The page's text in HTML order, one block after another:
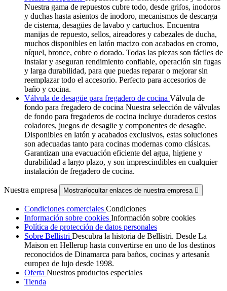
Nuestra gama de repuestos cubre todo, desde grifos, inodoros
y duchas hasta asientos de inodoro, mecanismos de descarga
de cisterna, desagües de lavabo y cartuchos. Encuentra
manijas de repuesto, sellos, aireadores y cabezales de ducha,
muchos disponibles en latón macizo con acabados en cromo,
níquel, bronce, cobre o dorado. Todas las piezas son fáciles de
instalar y aseguran rendimiento confiable, operación sin fugas
y larga durabilidad, para que puedas reparar o mejorar sin
reemplazar todo el accesorio. Perfecto para accesorios de
baño y cocina.
Válvula de desagüe para fregadero de cocina Válvula de
fondo para fregadero de cocina Nuestra selección de válvulas
de fondo para fregaderos de cocina incluye duraderos cestos
coladores, juegos de desagüe y componentes de desagüe.
Disponibles en latón y acabados exclusivos, estas soluciones
son adecuadas tanto para cocinas modernas como clásicas.
Garantizan una evacuación eficiente del agua, higiene y
durabilidad a largo plazo, y son imprescindibles en cualquier
instalación de fregadero de cocina.
Nuestra empresa Mostrar/ocultar enlaces de nuestra empresa 
Condiciones comerciales Condiciones
Información sobre cookies Información sobre cookies
Política de protección de datos personales
Sobre Bellistri Descubra la historia de Bellistri. Desde La
Maison en Hellerup hasta convertirse en uno de los destinos
reconocidos de Dinamarca para baños, cocinas y artesanía
europea de lujo desde 1998.
Oferta Nuestros productos especiales
Tienda